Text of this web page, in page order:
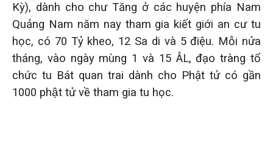
Kỳ), dành cho chư Tăng ở các huyện phía Nam
Quảng Nam năm nay tham gia kiết giới an cư tu
học, có 70 Tỷ kheo, 12 Sa di và 5 điệu. Mỗi nửa
tháng, vào ngày mùng 1 và 15 ÂL, đạo tràng tổ
chức tu Bát quan trai dành cho Phật tử có gần
1000 phật tử về tham gia tu học.